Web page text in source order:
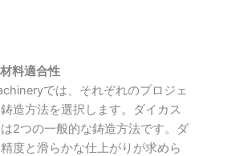
料適合性
では、それぞれのプロジェ
造方法を選択します。ダイカス
2つの一般的な鋳造方法です。ダ
度と滑らかな仕上がりが求めら